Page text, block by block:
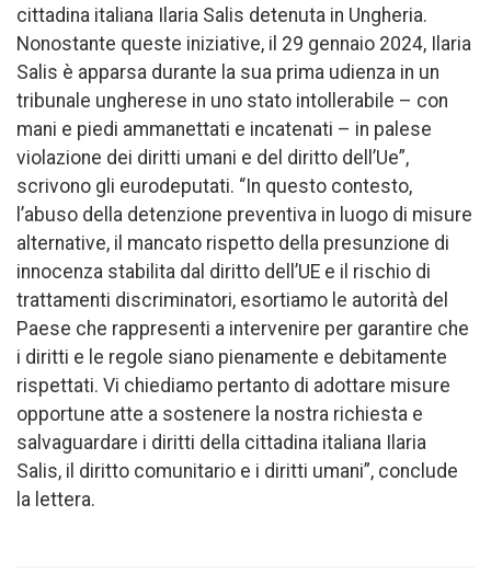
cittadina italiana Ilaria Salis detenuta in Ungheria.
Nonostante queste iniziative, il 29 gennaio 2024, Ilaria
Salis è apparsa durante la sua prima udienza in un
tribunale ungherese in uno stato intollerabile – con
mani e piedi ammanettati e incatenati – in palese
violazione dei diritti umani e del diritto dell’Ue”,
scrivono gli eurodeputati. “In questo contesto,
l’abuso della detenzione preventiva in luogo di misure
alternative, il mancato rispetto della presunzione di
innocenza stabilita dal diritto dell’UE e il rischio di
trattamenti discriminatori, esortiamo le autorità del
Paese che rappresenti a intervenire per garantire che
i diritti e le regole siano pienamente e debitamente
rispettati. Vi chiediamo pertanto di adottare misure
opportune atte a sostenere la nostra richiesta e
salvaguardare i diritti della cittadina italiana Ilaria
Salis, il diritto comunitario e i diritti umani”, conclude
la lettera.